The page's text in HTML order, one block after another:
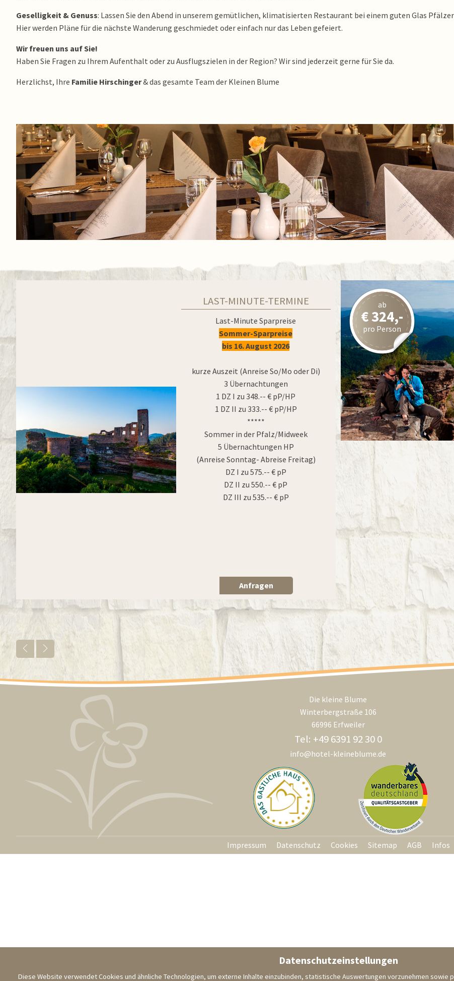
Datenschutzeinstellungen
Diese Website verwendet Cookies und ähnliche Technologien, um externe Inhalte einzubinden, statistische Auswertungen vorzunehmen
Geselligkeit & Genuss: Lassen Sie den Abend in unserem gemütlichen, klimatisierten Restaurant bei einem guten Glas
Hier werden Pläne für die nächste Wanderung geschmiedet oder einfach nur das Leben gefeiert.
Wir freuen uns auf Sie!
Haben Sie Fragen zu Ihrem Aufenthalt oder zu Ausflugszielen in der Region? Wir sind jederzeit gerne für Sie da.
Herzlichst, Ihre Familie Hirschinger& das gesamte Team der Kleinen Blume
LAST-MINUTE-TERMINE
Last-Minute Sparpreise
Sommer-Sparpreise
bis 16. August 2026
kurze Auszeit (Anreise So/Mo oder Di)
3 Übernachtungen
1 DZ I zu 348.-- € pP/HP
1 DZ II zu 333.-- € pP/HP
*****
Sommer in der Pfalz/Midweek
5 Übernachtungen HP
(Anreise Sonntag- Abreise Freitag)
DZ I zu 575.-- € pP
DZ II zu 550.-- € pP
DZ III zu 535.-- € pP
Anfragen
ab
€ 324,-
pro Person
Die kleine Blume
Winterbergstraße 106
66996 Erfweiler
Tel: +49 6391 92 30 0
info@hotel-kleineblume.de
Impressum Datenschutz Cookies Sitemap AGB Infos